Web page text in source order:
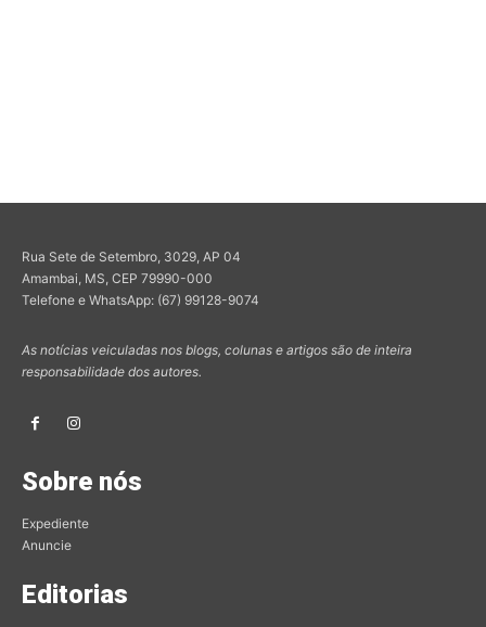
Rua Sete de Setembro, 3029, AP 04
Amambai, MS, CEP 79990-000
Telefone e WhatsApp: (67) 99128-9074
As notícias veiculadas nos blogs, colunas e artigos são de inteira
responsabilidade dos autores.
Sobre nós
Expediente
Anuncie
Editorias